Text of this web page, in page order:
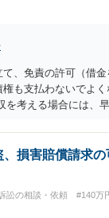
が何を指すかが分か
５年以上前の分は、
それ以降の分となり
た方が分かりやす
けるものなのでしょ
頼する価値はある
、免責の許可（借
も支払わないでよ
を考える場合には、
損害賠償請求
訟の相談・依頼 #140万